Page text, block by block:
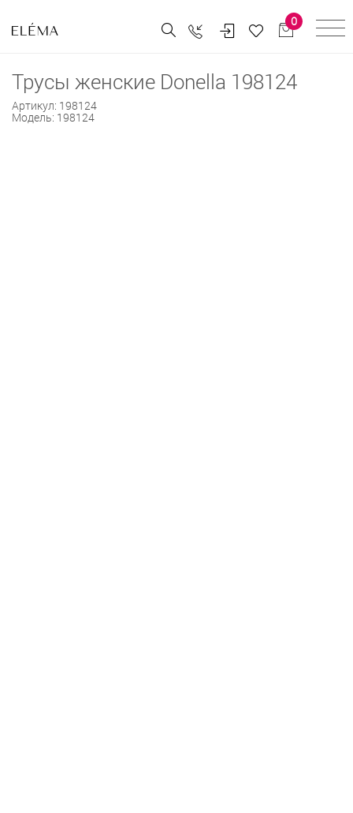
0
Трусы женские Donella 198124
Артикул: 198124
Модель: 198124